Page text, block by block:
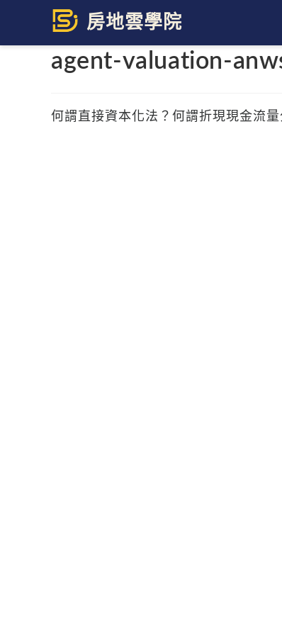
content
agent-valuation-
何謂直接資本化法？何謂折現現金流